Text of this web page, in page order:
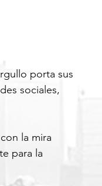
porta sus
sociales,
la mira
para la